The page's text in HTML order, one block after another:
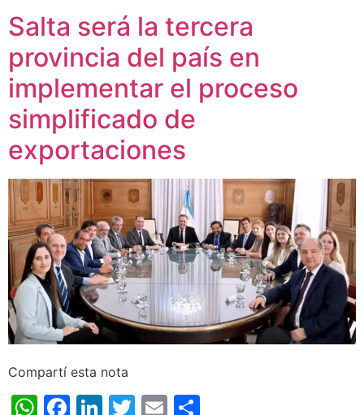
Salta será la tercera
provincia del país en
implementar el proceso
simplificado de
exportaciones
Compartí esta nota
WhatsApp
Facebook
LinkedIn
Twitter
Email